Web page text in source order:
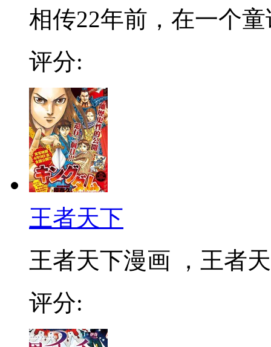
相传22年前，在一个
评分:
王者天下
王者天下漫画 ，王者
评分: